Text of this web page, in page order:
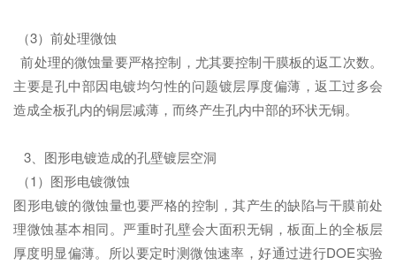
（3）前处理微蚀
前处理的微蚀量要严格控制，尤其要控制干膜板的返工次数。
主要是孔中部因电镀均匀性的问题镀层厚度偏薄，返工过多会
造成全板孔内的铜层减薄，而终产生孔内中部的环状无铜。
3、图形电镀造成的孔壁镀层空洞
（1）图形电镀微蚀
图形电镀的微蚀量也要严格的控制，其产生的缺陷与干膜前处
理微蚀基本相同。严重时孔壁会大面积无铜，板面上的全板层
厚度明显偏薄。所以要定时测微蚀速率，好通过进行DOE实验